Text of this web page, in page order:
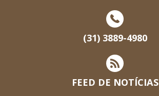
(31) 3889-4980
FEED DE NOTÍCIAS